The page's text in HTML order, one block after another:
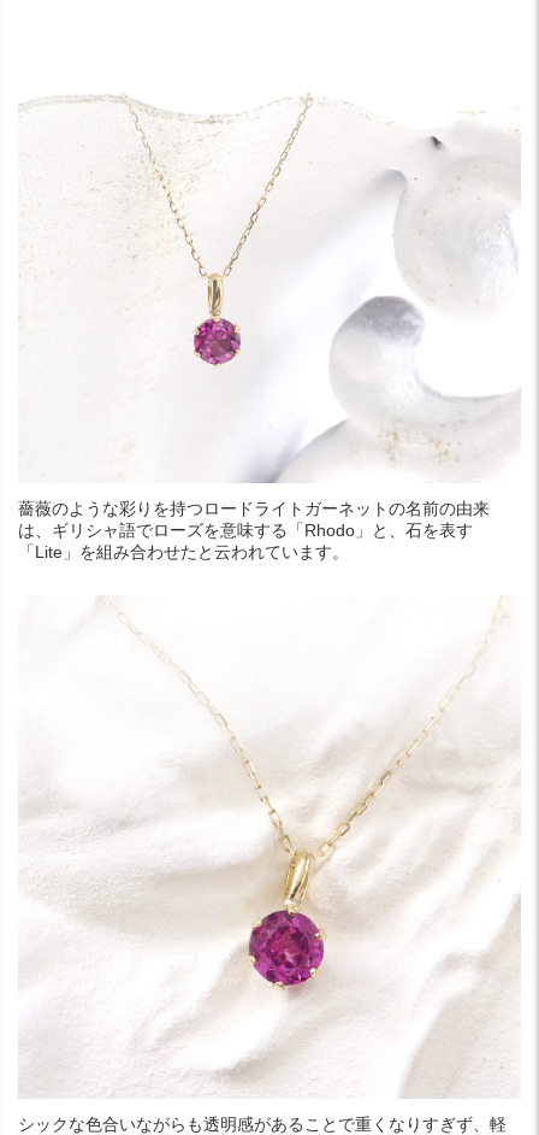
薔薇のような彩りを持つロードライトガーネットの名前の由来
は、ギリシャ語でローズを意味する「Rhodo」と、石を表す
「Lite」を組み合わせたと云われています。
シックな色合いながらも透明感があることで重くなりすぎず、軽